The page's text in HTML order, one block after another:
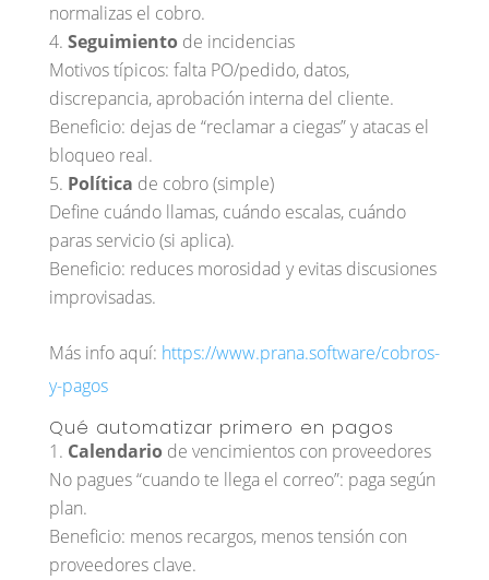
normalizas el cobro.
Seguimiento de incidencias
Motivos típicos: falta PO/pedido, datos,
discrepancia, aprobación interna del cliente.
Beneficio: dejas de “reclamar a ciegas” y atacas el
bloqueo real.
Política de cobro (simple)
Define cuándo llamas, cuándo escalas, cuándo
paras servicio (si aplica).
Beneficio: reduces morosidad y evitas discusiones
improvisadas.
Más info aquí: https://www.prana.software/cobros-
y-pagos
Qué automatizar primero en pagos
Calendario de vencimientos con proveedores
No pagues “cuando te llega el correo”: paga según
plan.
Beneficio: menos recargos, menos tensión con
proveedores clave.